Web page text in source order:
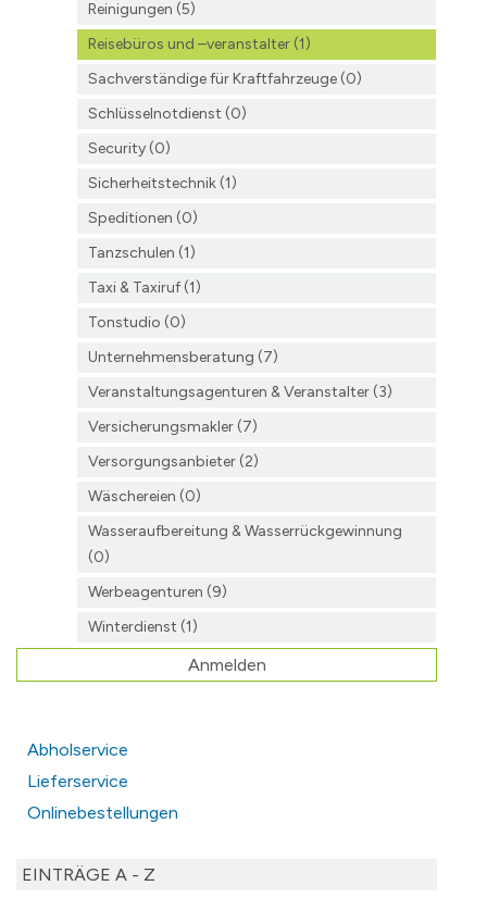
Reinigungen (5)
Reisebüros und –veranstalter (1)
Sachverständige für Kraftfahrzeuge (0)
Schlüsselnotdienst (0)
Security (0)
Sicherheitstechnik (1)
Speditionen (0)
Tanzschulen (1)
Taxi & Taxiruf (1)
Tonstudio (0)
Unternehmensberatung (7)
Veranstaltungsagenturen & Veranstalter (3)
Versicherungsmakler (7)
Versorgungsanbieter (2)
Wäschereien (0)
Wasseraufbereitung & Wasserrückgewinnung
(0)
Werbeagenturen (9)
Winterdienst (1)
Anmelden
Abholservice
Lieferservice
Onlinebestellungen
EINTRÄGE A - Z